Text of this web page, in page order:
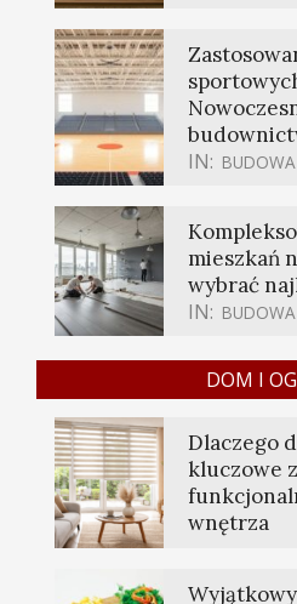
IN:
mieszkań
wybrać
IN:
DOM I
Dlaczego
kluczowe
wnętrza